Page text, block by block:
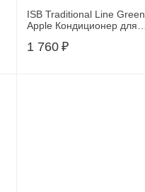
ISB Traditional Line Green
Apple Кондиционер для
1 760 ₽